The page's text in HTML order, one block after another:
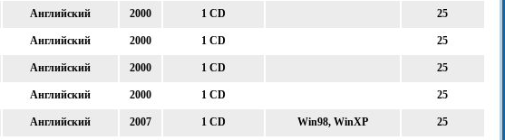
Английский 2000 1 CD 25
Английский 2000 1 CD 25
Английский 2000 1 CD 25
Английский 2000 1 CD 25
Английский 2007 1 CD Win98, WinXP 25